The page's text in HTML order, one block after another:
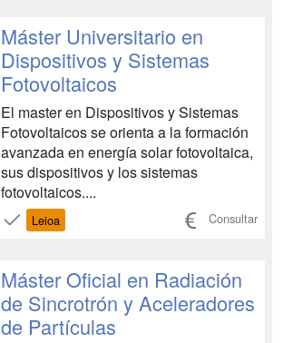
consta de 120 créditos ECTS,
independient...
Máster Universitario en
Dispositivos y Sistemas
Fotovoltaicos
El master en Dispositivos y Sistemas
Fotovoltaicos se orienta a la formación
avanzada en energía solar fotovoltaica,
sus dispositivos y los sistemas
fotovoltaicos....
Leioa Consultar
Máster Oficial en Radiación
de Sincrotrón y Aceleradores
de Partículas